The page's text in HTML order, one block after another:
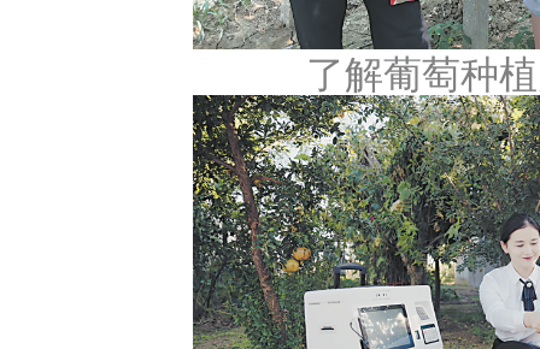
了解葡萄种